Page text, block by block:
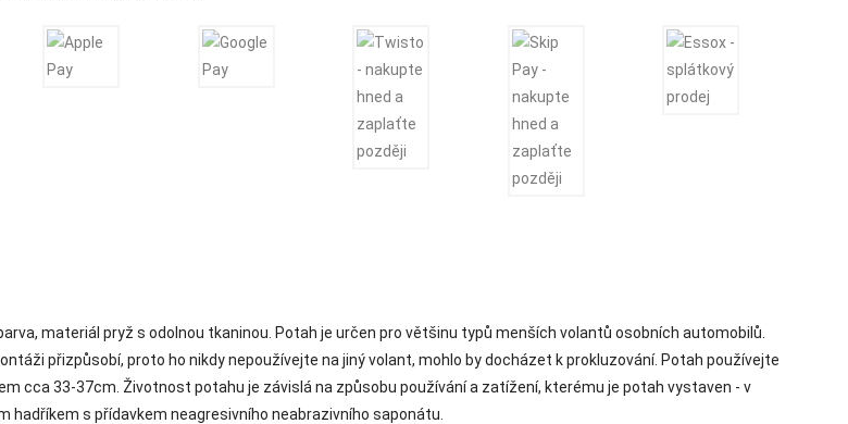
materiál pryž s odolnou tkaninou. Potah je určen pro většinu typů menších volantů osobních automobilů.
přizpůsobí, proto ho nikdy nepoužívejte na jiný volant, mohlo by docházet k prokluzování. Potah používejte
cca 33-37cm. Životnost potahu je závislá na způsobu používání a zatížení, kterému je potah vystaven - v
hadříkem s přídavkem neagresivního neabrazivního saponátu.